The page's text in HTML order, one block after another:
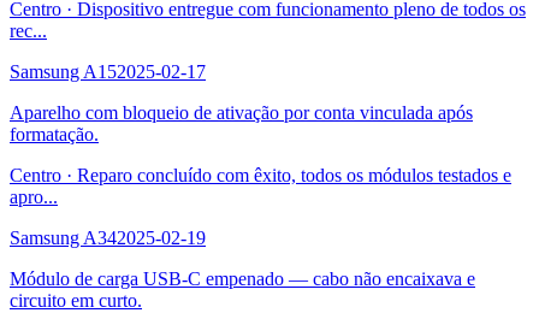
Centro · Dispositivo entregue com funcionamento pleno de todos os
rec...
Samsung A152025-02-17
Aparelho com bloqueio de ativação por conta vinculada após
formatação.
Centro · Reparo concluído com êxito, todos os módulos testados e
apro...
Samsung A342025-02-19
Módulo de carga USB-C empenado — cabo não encaixava e
circuito em curto.